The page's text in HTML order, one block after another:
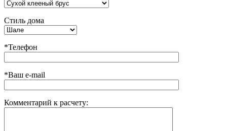
Стиль дома
*Телефон
*Ваш e-mail
Комментарий к расчету: